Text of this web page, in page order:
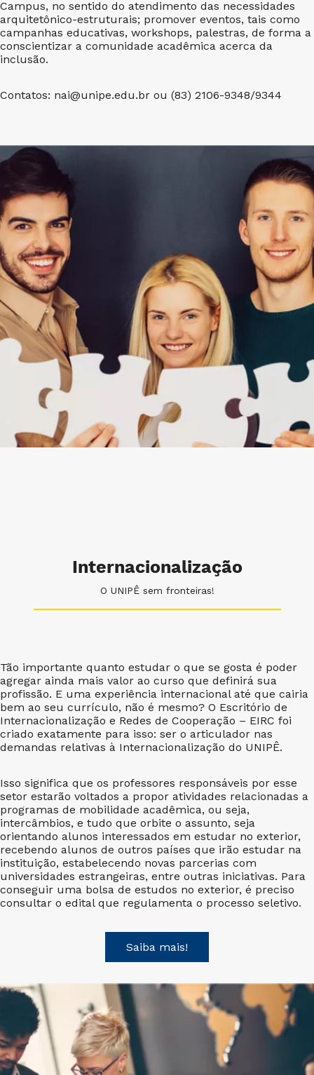
Campus, no sentido do atendimento das necessidades
arquitetônico-estruturais; promover eventos, tais como
campanhas educativas, workshops, palestras, de forma a
conscientizar a comunidade acadêmica acerca da
inclusão.
Contatos: nai@unipe.edu.br ou (83) 2106-9348/9344
Internacionalização
O UNIPÊ sem fronteiras!
Tão importante quanto estudar o que se gosta é poder
agregar ainda mais valor ao curso que definirá sua
profissão. E uma experiência internacional até que cairia
bem ao seu currículo, não é mesmo? O Escritório de
Internacionalização e Redes de Cooperação – EIRC foi
criado exatamente para isso: ser o articulador nas
demandas relativas à Internacionalização do UNIPÊ.
Isso significa que os professores responsáveis por esse
setor estarão voltados a propor atividades relacionadas a
programas de mobilidade acadêmica, ou seja,
intercâmbios, e tudo que orbite o assunto, seja
orientando alunos interessados em estudar no exterior,
recebendo alunos de outros países que irão estudar na
instituição, estabelecendo novas parcerias com
universidades estrangeiras, entre outras iniciativas. Para
conseguir uma bolsa de estudos no exterior, é preciso
consultar o edital que regulamenta o processo seletivo.
Saiba mais!